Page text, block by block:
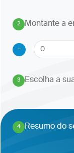
2
.
Montante a
-
3
. Escolha a
4
. Resumo do